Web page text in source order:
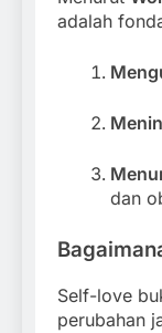
adalah
dan
Self-love
perubahan